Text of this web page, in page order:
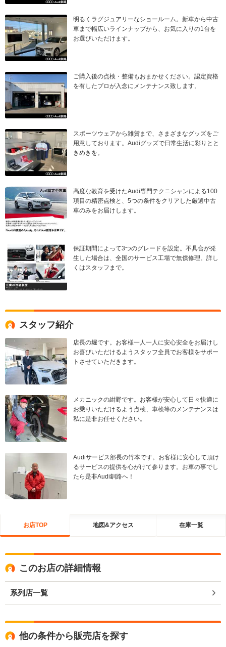
明るくラグジュアリーなショールーム。新車から中古
車まで幅広いラインナップから、お気に入りの1台を
お選びいただけます。
ご購入後の点検・整備もおまかせください。認定資格
を有したプロが入念にメンテナンス致します。
スポーツウェアから雑貨まで、さまざまなグッズをご
用意しております。Audiグッズで日常生活に彩りとと
きめきを。
高度な教育を受けたAudi専門テクニシャンによる100
項目の精密点検と、5つの条件をクリアした厳選中古
車のみをお届けします。
保証期間によって3つのグレードを設定。不具合が発
生した場合は、全国のサービス工場で無償修理。詳し
くはスタッフまで。
スタッフ紹介
店長の堀です。お客様一人一人に安心安全をお届けし
お喜びいただけるようスタッフ全員でお客様をサポー
トさせていただきます。
メカニックの紺野です。お客様が安心して日々快適に
お乗りいただけるよう点検、車検等のメンテナンスは
私に是非お任せください。
Audiサービス部長の竹本です。お客様に安心して頂け
るサービスの提供を心がけて参ります。お車の事でし
たら是非Audi釧路へ！
お店TOP 地図&アクセス 在庫一覧
このお店の詳細情報
系列店一覧
他の条件から販売店を探す